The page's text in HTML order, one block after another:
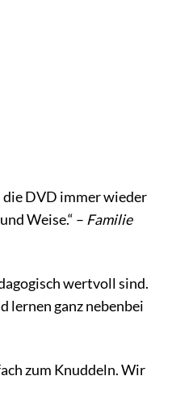
die DVD immer wieder
Weise.“ – Familie
wertvoll sind.
lernen ganz nebenbei
zum Knuddeln. Wir